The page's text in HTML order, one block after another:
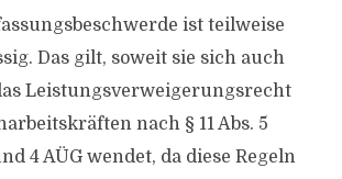
ist teilweise
Das gilt, soweit sie sich auch
Leistungsverweigerungsrecht
nach § 11 Abs. 5
4 AÜG wendet, da diese Regeln